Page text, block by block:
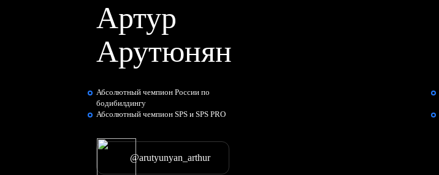
Артур
Арутюнян
Абсолютный чемпион России по
бодибилдингу
Абсолютный чемпион SPS и SPS PRO
@arutyunyan_arthur